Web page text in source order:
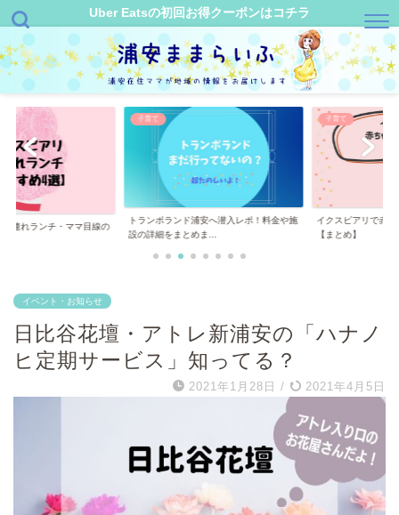
Uber Eatsの初回お得クーポンはコチラ
れランチ・ママ目線の
子育て
トランポランド浦安へ潜入レポ！料金や施
設の詳細をまとめま...
子育て
イクスピアリで赤ちゃ
【まとめ】
イベント・お知らせ
日比谷花壇・アトレ新浦安の「ハナノ
ヒ定期サービス」知ってる？
2021年1月28日 / 2021年4月5日